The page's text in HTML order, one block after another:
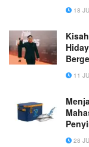
18
11
28